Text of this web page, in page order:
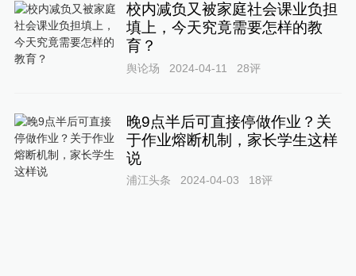
校内减负又被家庭社会课业负担
填上，今天究竟需要怎样的教
育？
舆论场 2024-04-11 28评
晚9点半后可直接停做作业？关
于作业熔断机制，家长学生这样
说
浦江头条 2024-04-03 18评